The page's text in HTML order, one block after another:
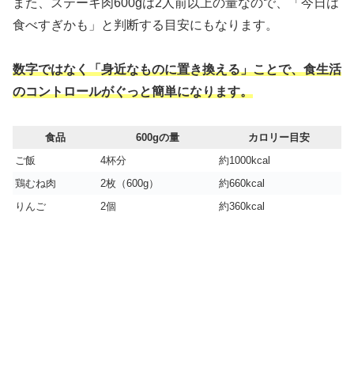
食べすぎかも」と判断する目安にもなります。
数字ではなく「身近なものに置き換える」ことで、食生活
のコントロールがぐっと簡単になります。
食品 600gの量
カロリー目安
ご飯
4杯分
約1000kcal
鶏むね肉
2枚（600g）
約660kcal
りんご
2個 約360kcal